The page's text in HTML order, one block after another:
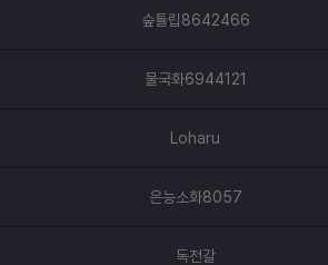
니다. 컴퓨터 교체를 고민하시는 분들이라면 믿고 선
택하셔도 후회하지 않을 것 같습니다. 저도 다음에
시 찾을 것 같습니다. 좋은 제품 감사합니다!
숲튤립8642466
물국화6944121
Loharu
은능소화8057
독전갈